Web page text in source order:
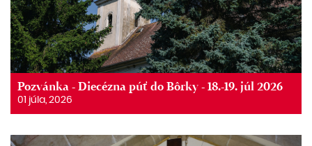
Pozvánka - Diecézna púť do Bôrky - 18.-19. júl 2026
01 júla, 2026